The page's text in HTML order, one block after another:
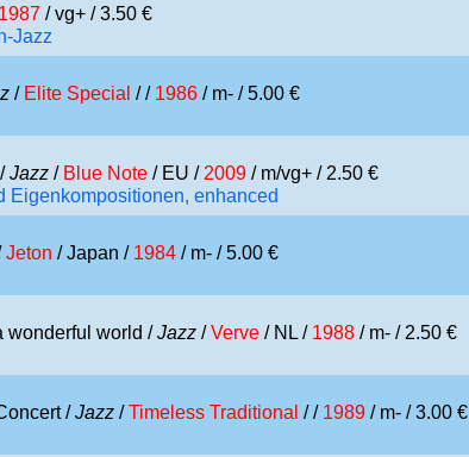
1987 / vg+ / 3.50 €
Jazz
/ Elite Special / / 1986 / m- / 5.00 €
Jazz / Blue Note / EU / 2009 / m/vg+ / 2.50 €
Eigenkompositionen, enhanced
Jeton / Japan / 1984 / m- / 5.00 €
wonderful world /Jazz /Verve / NL / 1988 / m- / 2.50 €
/Jazz /Timeless Traditional / / 1989 / m- / 3.00 €